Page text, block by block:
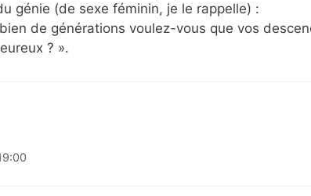
génie (de sexe féminin, je le rappelle) :
de générations voulez-vous que vos
? ».